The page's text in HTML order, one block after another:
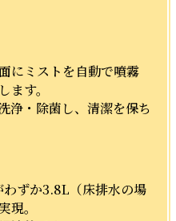
にミストを自動で噴霧
ます。
浄・除菌し、清潔を保ち
ずか3.8L（床排水の場
現。